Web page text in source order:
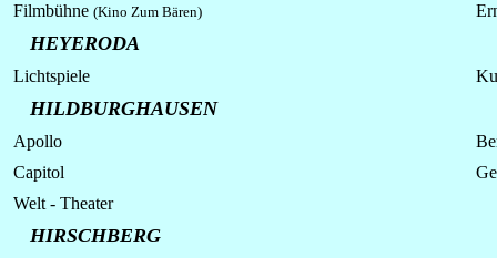
Filmbühne (Kino Zum Bären)
HEYERODA
Lichtspiele
HILDBURGHAUSEN
Apollo
Capitol
Welt - Theater
HIRSCHBERG